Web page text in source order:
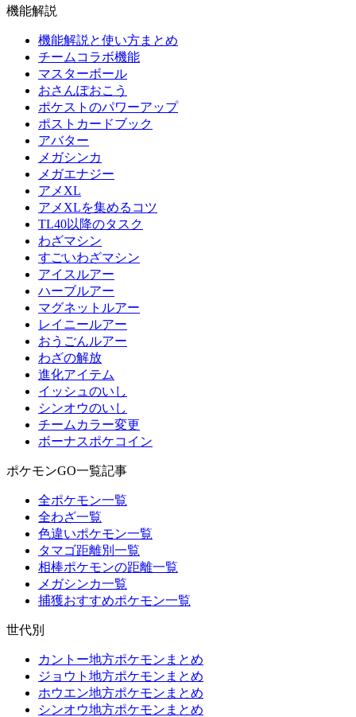
機能解説
機能解説と使い方まとめ
チームコラボ機能
マスターボール
おさんぽおこう
ポケストのパワーアップ
ポストカードブック
アバター
メガシンカ
メガエナジー
アメXL
アメXLを集めるコツ
TL40以降のタスク
わざマシン
すごいわざマシン
アイスルアー
ハーブルアー
マグネットルアー
レイニールアー
おうごんルアー
わざの解放
進化アイテム
イッシュのいし
シンオウのいし
チームカラー変更
ボーナスポケコイン
ポケモンGO一覧記事
全ポケモン一覧
全わざ一覧
色違いポケモン一覧
タマゴ距離別一覧
相棒ポケモンの距離一覧
メガシンカ一覧
捕獲おすすめポケモン一覧
世代別
カントー地方ポケモンまとめ
ジョウト地方ポケモンまとめ
ホウエン地方ポケモンまとめ
シンオウ地方ポケモンまとめ